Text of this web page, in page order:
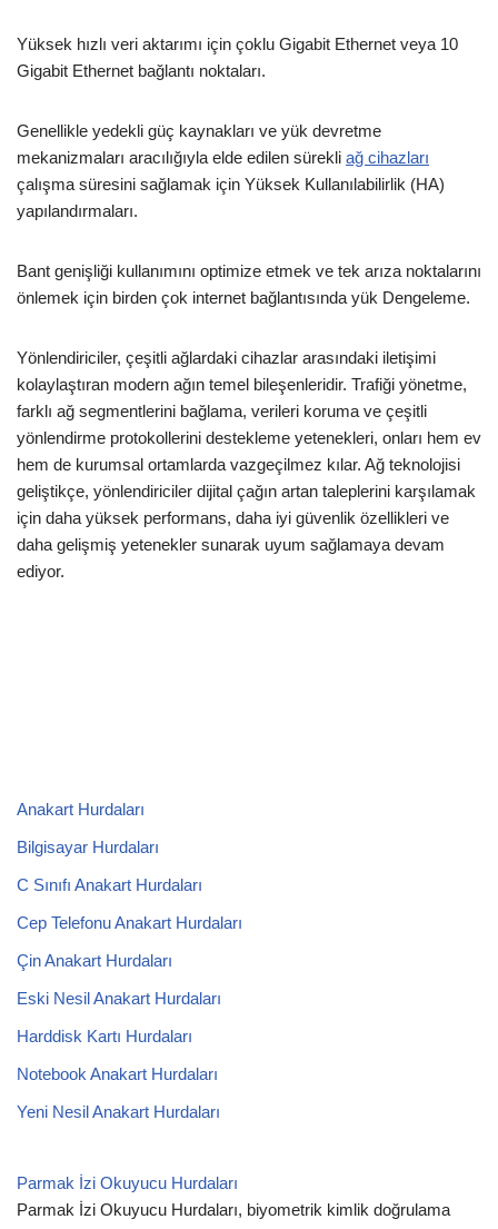
Yüksek hızlı veri aktarımı için çoklu Gigabit Ethernet veya 10
Gigabit Ethernet bağlantı noktaları.
Genellikle yedekli güç kaynakları ve yük devretme
mekanizmaları aracılığıyla elde edilen sürekli ağ cihazları
çalışma süresini sağlamak için Yüksek Kullanılabilirlik (HA)
yapılandırmaları.
Bant genişliği kullanımını optimize etmek ve tek arıza noktalarını
önlemek için birden çok internet bağlantısında yük Dengeleme.
Yönlendiriciler, çeşitli ağlardaki cihazlar arasındaki iletişimi
kolaylaştıran modern ağın temel bileşenleridir. Trafiği yönetme,
farklı ağ segmentlerini bağlama, verileri koruma ve çeşitli
yönlendirme protokollerini destekleme yetenekleri, onları hem ev
hem de kurumsal ortamlarda vazgeçilmez kılar. Ağ teknolojisi
geliştikçe, yönlendiriciler dijital çağın artan taleplerini karşılamak
için daha yüksek performans, daha iyi güvenlik özellikleri ve
daha gelişmiş yetenekler sunarak uyum sağlamaya devam
ediyor.
Anakart Hurdaları
Bilgisayar Hurdaları
C Sınıfı Anakart Hurdaları
Cep Telefonu Anakart Hurdaları
Çin Anakart Hurdaları
Eski Nesil Anakart Hurdaları
Harddisk Kartı Hurdaları
Notebook Anakart Hurdaları
Yeni Nesil Anakart Hurdaları
Parmak İzi Okuyucu Hurdaları
Parmak İzi Okuyucu Hurdaları, biyometrik kimlik doğrulama